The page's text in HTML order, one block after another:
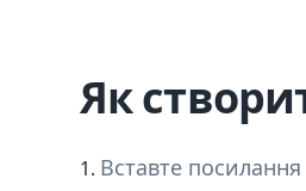
Як
Вставте